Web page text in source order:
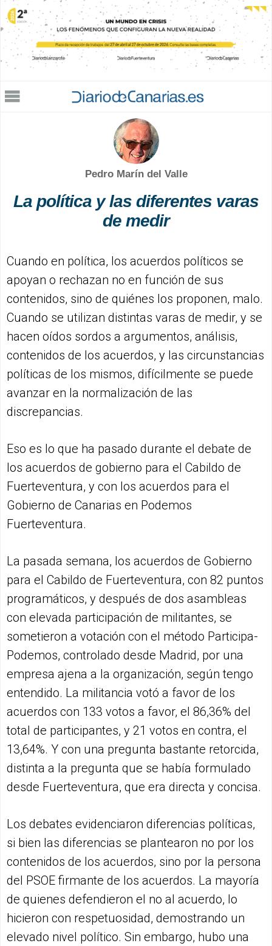
Jump to navigation
Pedro Marín del Valle
La política y las diferentes varas
de medir
Cuando en política, los acuerdos políticos se
apoyan o rechazan no en función de sus
contenidos, sino de quiénes los proponen, malo.
Cuando se utilizan distintas varas de medir, y se
hacen oídos sordos a argumentos, análisis,
contenidos de los acuerdos, y las circunstancias
políticas de los mismos, difícilmente se puede
avanzar en la normalización de las
discrepancias.
Eso es lo que ha pasado durante el debate de
los acuerdos de gobierno para el Cabildo de
Fuerteventura, y con los acuerdos para el
Gobierno de Canarias en Podemos
Fuerteventura.
La pasada semana, los acuerdos de Gobierno
para el Cabildo de Fuerteventura, con 82 puntos
programáticos, y después de dos asambleas
con elevada participación de militantes, se
sometieron a votación con el método Participa-
Podemos, controlado desde Madrid, por una
empresa ajena a la organización, según tengo
entendido. La militancia votó a favor de los
acuerdos con 133 votos a favor, el 86,36% del
total de participantes, y 21 votos en contra, el
13,64%. Y con una pregunta bastante retorcida,
distinta a la pregunta que se había formulado
desde Fuerteventura, que era directa y concisa.
Los debates evidenciaron diferencias políticas,
si bien las diferencias se plantearon no por los
contenidos de los acuerdos, sino por la persona
del PSOE firmante de los acuerdos. La mayoría
de quienes defendieron el no al acuerdo, lo
hicieron con respetuosidad, demostrando un
elevado nivel político. Sin embargo, hubo una